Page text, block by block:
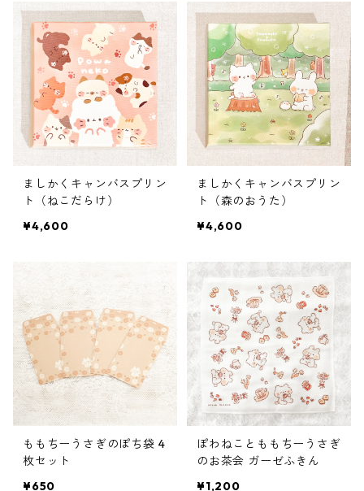
ましかくキャンバスプリン
ト（ねこだらけ）
¥4,600
ましかくキャンバスプリン
ト（森のおうた）
¥4,600
ももちーうさぎのぽち袋 4
枚セット
¥650
ぽわねことももちーうさぎ
のお茶会 ガーゼふきん
¥1,200